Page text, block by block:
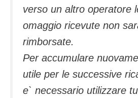
verso un altro operatore
omaggio ricevute non
rimborsate.
Per accumulare
utile per le successive
e` necessario utilizzare